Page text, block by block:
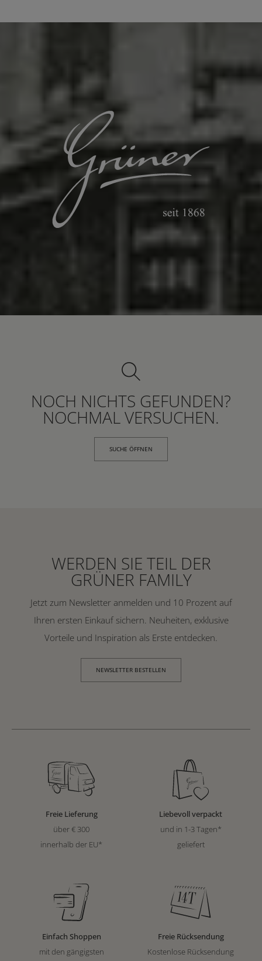
NOCH NICHTS GEFUNDEN?
NOCHMAL VERSUCHEN.
SUCHE ÖFFNEN
WERDEN SIE TEIL DER
GRÜNER FAMILY
Jetzt zum Newsletter anmelden und 10 Prozent auf
Ihren ersten Einkauf sichern. Neuheiten, exklusive
Vorteile und Inspiration als Erste entdecken.
NEWSLETTER BESTELLEN
Freie Lieferung
über € 300
innerhalb der EU*
Liebevoll verpackt
und in 1-3 Tagen*
geliefert
Einfach Shoppen
mit den gängigsten
Freie Rücksendung
Kostenlose Rücksendung